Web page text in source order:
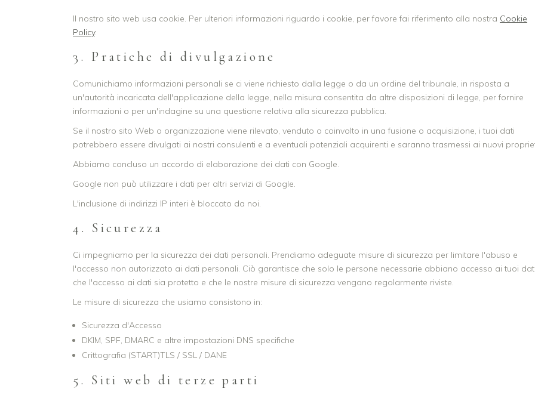
Il nostro sito web usa cookie. Per ulteriori informazioni riguardo i cookie, per favore fai riferimento alla nostra Cookie
Policy.
3. Pratiche di divulgazione
Comunichiamo informazioni personali se ci viene richiesto dalla legge o da un ordine del tribunale, in risposta a
un'autorità incaricata dell'applicazione della legge, nella misura consentita da altre disposizioni di legge, per fornire
informazioni o per un'indagine su una questione relativa alla sicurezza pubblica.
Se il nostro sito Web o organizzazione viene rilevato, venduto o coinvolto in una fusione o acquisizione, i tuoi dati
potrebbero essere divulgati ai nostri consulenti e a eventuali potenziali acquirenti e saranno trasmessi ai nuovi
Abbiamo concluso un accordo di elaborazione dei dati con Google.
Google non può utilizzare i dati per altri servizi di Google.
L'inclusione di indirizzi IP interi è bloccato da noi.
4. Sicurezza
Ci impegniamo per la sicurezza dei dati personali. Prendiamo adeguate misure di sicurezza per limitare l'abuso e
l'accesso non autorizzato ai dati personali. Ciò garantisce che solo le persone necessarie abbiano accesso ai tuoi
che l'accesso ai dati sia protetto e che le nostre misure di sicurezza vengano regolarmente riviste.
Le misure di sicurezza che usiamo consistono in:
Sicurezza d'Accesso
DKIM, SPF, DMARC e altre impostazioni DNS specifiche
Crittografia (START)TLS / SSL / DANE
5. Siti web di terze parti